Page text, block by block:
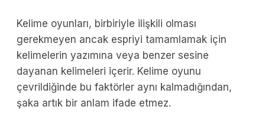
Kelime oyunları, birbiriyle ilişkili olması
gerekmeyen ancak espriyi tamamlamak için
kelimelerin yazımına veya benzer sesine
dayanan kelimeleri içerir. Kelime oyunu
çevrildiğinde bu faktörler aynı kalmadığından,
şaka artık bir anlam ifade etmez.